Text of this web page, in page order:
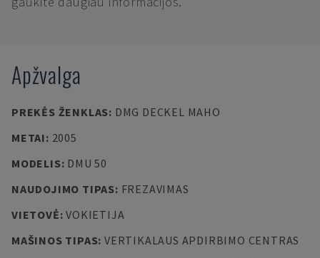
Apžvalga
PREKĖS ŽENKLAS: DMG DECKEL MAHO
METAI: 2005
MODELIS: DMU 50
NAUDOJIMO TIPAS: FREZAVIMAS
VIETOVĖ:VOKIETIJA
MAŠINOS TIPAS: VERTIKALAUS APDIRBIMO CENTRAS